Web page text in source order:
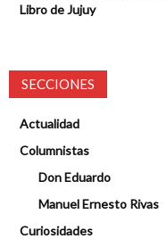
Libro de Jujuy
SECCIONES
Actualidad
Columnistas
Don Eduardo
Manuel Ernesto Rivas
Curiosidades